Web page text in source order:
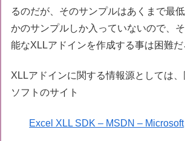
るのだが、そのサンプルはあくまで最
かのサンプルしか入っていないので、
能なXLLアドインを作成する事は困難だ
XLLアドインに関する情報源としては
ソフトのサイト
Excel XLL SDK – MSDN – Microsoft